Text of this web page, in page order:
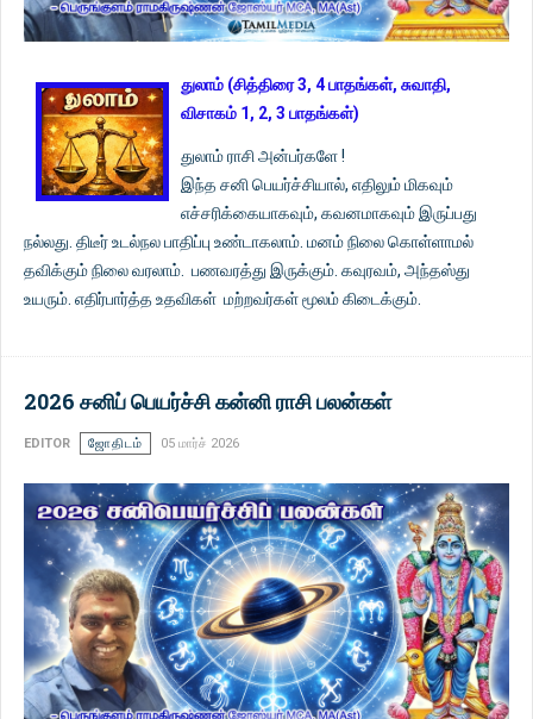
துலாம் (சித்திரை 3, 4 பாதங்கள், சுவாதி,
விசாகம் 1, 2, 3 பாதங்கள்)
துலாம் ராசி அன்பர்களே !
இந்த சனி பெயர்ச்சியால், எதிலும் மிகவும்
எச்சரிக்கையாகவும், கவனமாகவும் இருப்பது
நல்லது. திடீர் உடல்நல பாதிப்பு உண்டாகலாம். மனம் நிலை கொள்ளாமல்
தவிக்கும் நிலை வரலாம். பணவரத்து இருக்கும். கவுரவம், அந்தஸ்து
உயரும். எதிர்பார்த்த உதவிகள் மற்றவர்கள் மூலம் கிடைக்கும்.
2026 சனிப் பெயர்ச்சி கன்னி ராசி பலன்கள்
EDITOR ஜோதிடம் 05 மார்ச் 2026